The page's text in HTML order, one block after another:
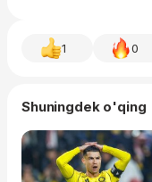
1 0
Shuningdek o'qing